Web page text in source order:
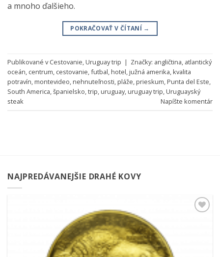
a mnoho ďalšieho.
POKRAČOVAŤ V ČÍTANÍ →
Publikované vCestovanie,Uruguay trip | Značky: angličtina, atlantický
oceán, centrum, cestovanie,futbal,hotel,južná amerika,kvalita
potravín,montevideo,nehnuteľnosti,pláže,prieskum,Punta del Este,
South America,španielsko,trip,uruguay,uruguay trip,Uruguayský
steak
Napíšte komentár
NAJPREDÁVANEJŠIE DRAHÉ KOVY